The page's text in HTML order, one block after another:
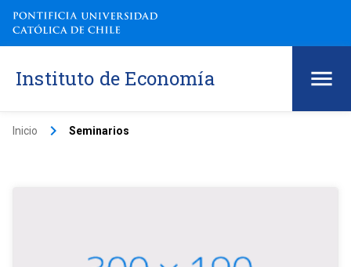
Instituto de Economía
Inicio keyboard_arrow_right Seminarios